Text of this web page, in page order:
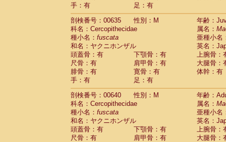
手：有
足：有
剖検番号：00635
性別：M
年齢：
科名：Cercopithecidae
属名：
種小名： fuscata
亜種小名
和名：ヤクニホンザル
英名：
頭蓋骨：有
下顎骨：有
上腕骨：
尺骨：有
肩甲骨：有
大腿骨：
腓骨：有
寛骨：有
体幹：有
手：有
足：有
剖検番号：00640
性別：M
年齢：
科名：Cercopithecidae
属名：
種小名： fuscata
亜種小名
和名：ヤクニホンザル
英名：
頭蓋骨：有
下顎骨：有
上腕骨：
尺骨：有
肩甲骨：有
大腿骨：